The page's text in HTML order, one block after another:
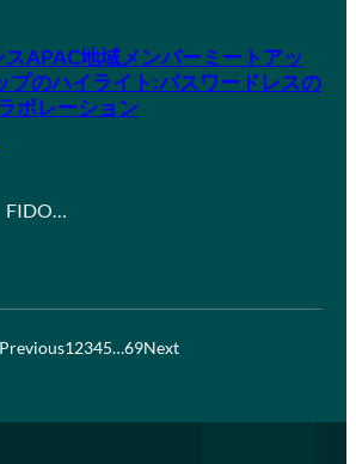
APAC地域メンバーミートアッ
プのハイライト:パスワードレスの
ボレーション
Previous12345…69Next